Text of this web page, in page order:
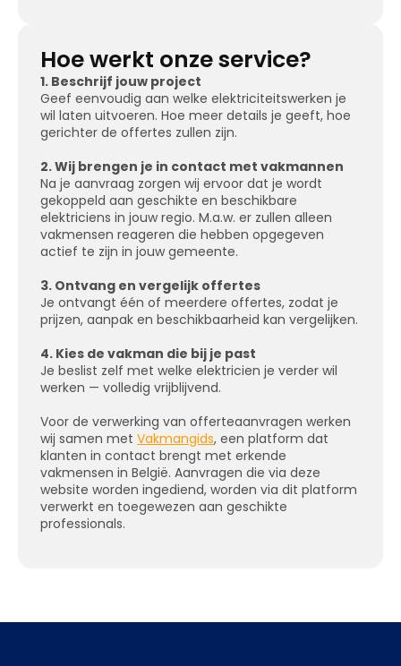
Hoe werkt onze service?
1. Beschrijf jouw project
Geef eenvoudig aan welke elektriciteitswerken je
wil laten uitvoeren. Hoe meer details je geeft, hoe
gerichter de offertes zullen zijn.
2. Wij brengen je in contact met vakmannen
Na je aanvraag zorgen wij ervoor dat je wordt
gekoppeld aan geschikte en beschikbare
elektriciens in jouw regio. M.a.w. er zullen alleen
vakmensen reageren die hebben opgegeven
actief te zijn in jouw gemeente.
3. Ontvang en vergelijk offertes
Je ontvangt één of meerdere offertes, zodat je
prijzen, aanpak en beschikbaarheid kan vergelijken.
4. Kies de vakman die bij je past
Je beslist zelf met welke elektricien je verder wil
werken — volledig vrijblijvend.
Voor de verwerking van offerteaanvragen werken
wij samen met Vakmangids, een platform dat
klanten in contact brengt met erkende
vakmensen in België. Aanvragen die via deze
website worden ingediend, worden via dit platform
verwerkt en toegewezen aan geschikte
professionals.